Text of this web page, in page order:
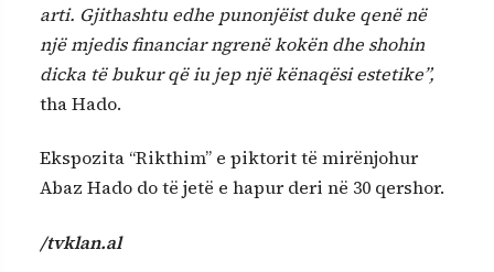
arti. Gjithashtu edhe punonjëist duke qenë në
një mjedis financiar ngrenë kokën dhe shohin
dicka të bukur që iu jep një kënaqësi estetike”,
tha Hado.
Ekspozita “Rikthim” e piktorit të mirënjohur
Abaz Hado do të jetë e hapur deri në 30 qershor.
/tvklan.al